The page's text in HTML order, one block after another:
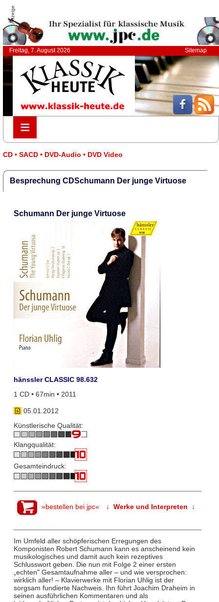
Anzeige
Freitag, 7. August 2026 Sitemap
≡
≡
CD • SACD • DVD-Audio • DVD Video
Besprechung CDSchumann Der junge Virtuose
Schumann Der junge Virtuose
hänssler CLASSIC 98.632
1 CD • 67min • 2011
05.01.2012
Künstlerische Qualität:
Klangqualität:
Gesamteindruck:
»bestellen bei jpc« ↓ Werke und Interpreten ↓
Im Umfeld aller schöpferischen Erregungen des
Komponisten Robert Schumann kann es anscheinend kein
musikologisches und damit auch kein rezeptives
Schlusswort geben. Die nun mit Folge 2 einer ersten
„echten" Gesamtaufnahme aller – und wie versprochen:
wirklich aller! – Klavierwerke mit Florian Uhlig ist der
sorgsam fundierte Nachweis. Ihn führt Joachim Draheim in
seinen ausführlichen Kommentaren und als